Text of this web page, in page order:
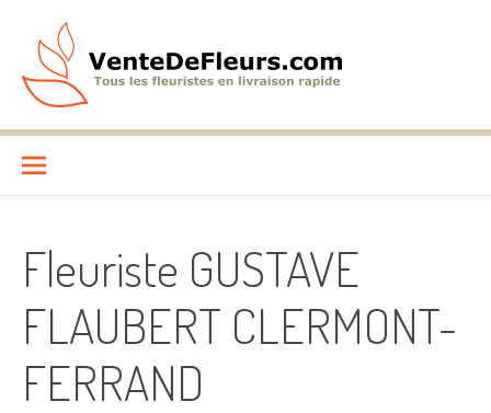
contenu
VenteDeFleurs.com
Fleuriste GUSTAVE
FLAUBERT CLERMONT-
FERRAND